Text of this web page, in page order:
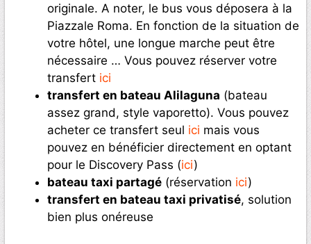
originale. A noter, le bus vous déposera à la
Piazzale Roma. En fonction de la situation de
votre hôtel, une longue marche peut être
nécessaire … Vous pouvez réserver votre
transfert ici
transfert en bateau Alilaguna (bateau
assez grand, style vaporetto). Vous pouvez
acheter ce transfert seul ici mais vous
pouvez en bénéficier directement en optant
pour le Discovery Pass (ici)
bateau taxi partagé (réservation ici)
transfert en bateau taxi privatisé, solution
bien plus onéreuse